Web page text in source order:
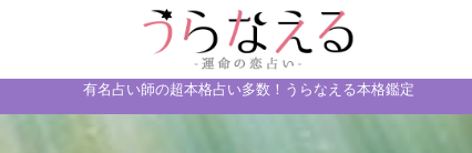
有名占い師の超本格占い多数！うらなえる本格鑑定